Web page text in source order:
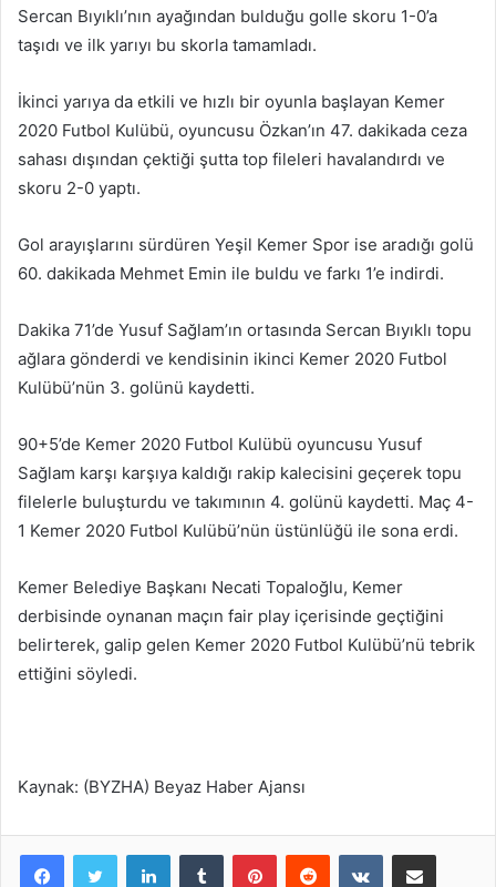
Sercan Bıyıklı’nın ayağından bulduğu golle skoru 1-0’a
taşıdı ve ilk yarıyı bu skorla tamamladı.
İkinci yarıya da etkili ve hızlı bir oyunla başlayan Kemer
2020 Futbol Kulübü, oyuncusu Özkan’ın 47. dakikada ceza
sahası dışından çektiği şutta top fileleri havalandırdı ve
skoru 2-0 yaptı.
Gol arayışlarını sürdüren Yeşil Kemer Spor ise aradığı golü
60. dakikada Mehmet Emin ile buldu ve farkı 1’e indirdi.
Dakika 71’de Yusuf Sağlam’ın ortasında Sercan Bıyıklı topu
ağlara gönderdi ve kendisinin ikinci Kemer 2020 Futbol
Kulübü’nün 3. golünü kaydetti.
90+5’de Kemer 2020 Futbol Kulübü oyuncusu Yusuf
Sağlam karşı karşıya kaldığı rakip kalecisini geçerek topu
filelerle buluşturdu ve takımının 4. golünü kaydetti. Maç 4-
1 Kemer 2020 Futbol Kulübü’nün üstünlüğü ile sona erdi.
Kemer Belediye Başkanı Necati Topaloğlu, Kemer
derbisinde oynanan maçın fair play içerisinde geçtiğini
belirterek, galip gelen Kemer 2020 Futbol Kulübü’nü tebrik
ettiğini söyledi.
Kaynak: (BYZHA) Beyaz Haber Ajansı
LinkedInTumblr PinterestReddit VKontakteE-Posta ile paylaş